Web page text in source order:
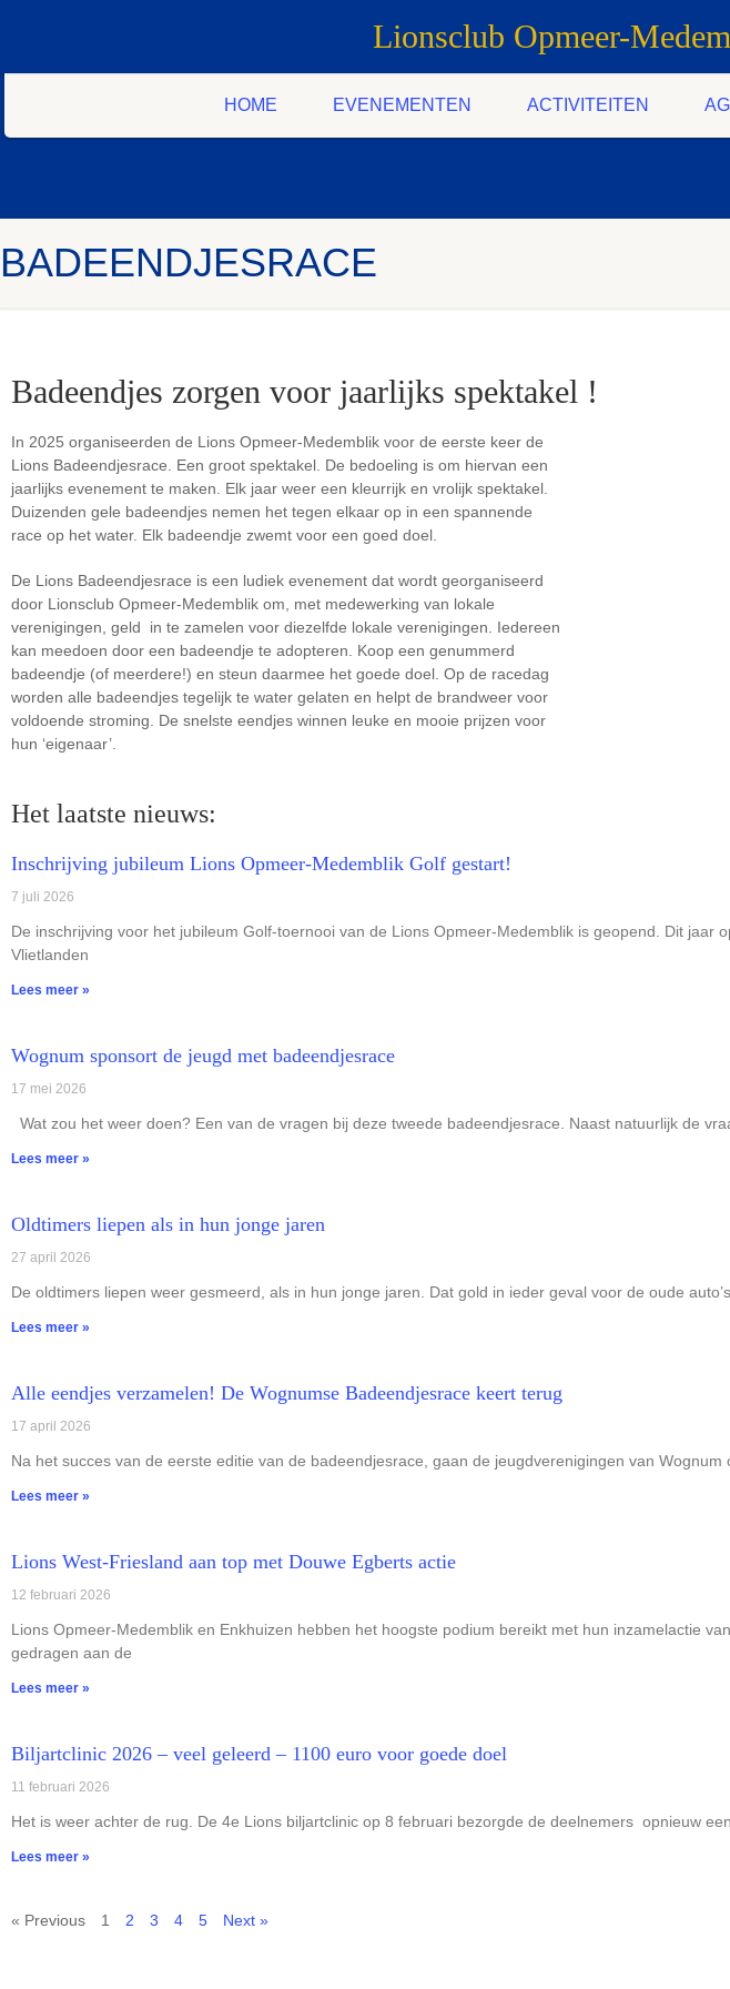
Lionsclub Opmeer-
HOME EVENEMENTEN ACTIVITEITEN
BADEENDJESRACE
Badeendjes zorgen voor jaarlijks spektakel !
In 2025 organiseerden de Lions Opmeer-Medemblik voor de eerste keer de
Lions Badeendjesrace. Een groot spektakel. De bedoeling is om hiervan een
jaarlijks evenement te maken. Elk jaar weer een kleurrijk en vrolijk spektakel.
Duizenden gele badeendjes nemen het tegen elkaar op in een spannende
race op het water. Elk badeendje zwemt voor een goed doel.
De Lions Badeendjesrace is een ludiek evenement dat wordt georganiseerd
door Lionsclub Opmeer-Medemblik om, met medewerking van lokale
verenigingen, geld in te zamelen voor diezelfde lokale verenigingen. Iedereen
kan meedoen door een badeendje te adopteren. Koop een genummerd
badeendje (of meerdere!) en steun daarmee het goede doel. Op de racedag
worden alle badeendjes tegelijk te water gelaten en helpt de brandweer voor
voldoende stroming. De snelste eendjes winnen leuke en mooie prijzen voor
hun ‘eigenaar’.
Het laatste nieuws:
Inschrijving jubileum Lions Opmeer-Medemblik Golf gestart!
7 juli 2026
De inschrijving voor het jubileum Golf-toernooi van de Lions Opmeer-Medemblik is geopend. Dit jaar
Vlietlanden
Lees meer »
Wognum sponsort de jeugd met badeendjesrace
17 mei 2026
Wat zou het weer doen? Een van de vragen bij deze tweede badeendjesrace. Naast natuurlijk de
Lees meer »
Oldtimers liepen als in hun jonge jaren
27 april 2026
De oldtimers liepen weer gesmeerd, als in hun jonge jaren. Dat gold in ieder geval voor de oude
Lees meer »
Alle eendjes verzamelen! De Wognumse Badeendjesrace keert terug
17 april 2026
Na het succes van de eerste editie van de badeendjesrace, gaan de jeugdverenigingen van
Lees meer »
Lions West-Friesland aan top met Douwe Egberts actie
12 februari 2026
Lions Opmeer-Medemblik en Enkhuizen hebben het hoogste podium bereikt met hun inzamelactie
gedragen aan de
Lees meer »
Biljartclinic 2026 – veel geleerd – 1100 euro voor goede doel
11 februari 2026
Het is weer achter de rug. De 4e Lions biljartclinic op 8 februari bezorgde de deelnemers opnieuw
Lees meer »
« Previous 1 2 3 4 5 Next »